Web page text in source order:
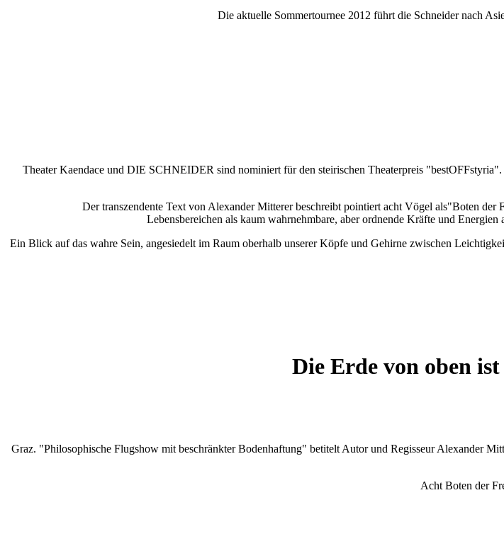
Die aktuelle Sommertournee 2012 führt die Schneider nach
Theater Kaendace und DIE SCHNEIDER sind nominiert für den steirischen Theaterpreis
Der transzendente Text von Alexander Mitterer beschreibt pointiert acht Vögel als"Boten
Lebensbereichen als kaum wahrnehmbare, aber ordnende Kräfte und
Ein Blick auf das wahre Sein, angesiedelt im Raum oberhalb unserer Köpfe und Gehirne zwischen
Die Erde von oben
Graz. "Philosophische Flugshow mit beschränkter Bodenhaftung" betitelt Autor und Regisseur Alexander
Acht Boten der